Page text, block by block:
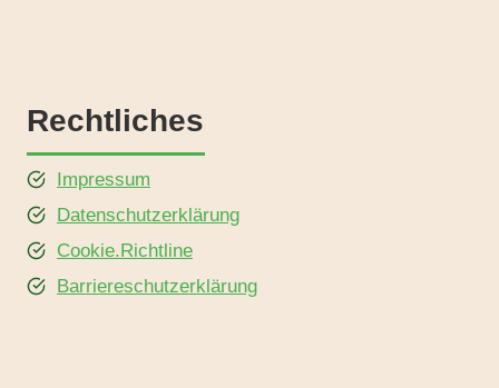
Rechtliches
Impressum
Datenschutzerklärung
Cookie.Richtline
Barriereschutzerklärung